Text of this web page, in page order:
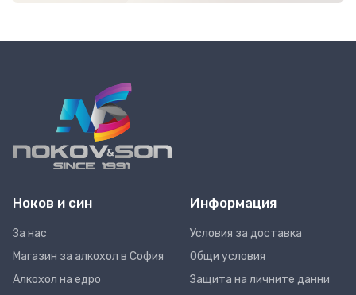
Ноков и син
За нас
Магазин за алкохол в София
Алкохол на едро
Информация
Условия за доставка
Общи условия
Защита на личните данни